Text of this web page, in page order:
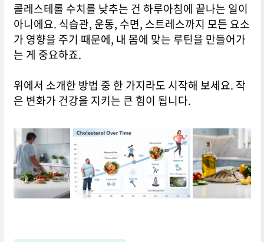
콜레스테롤 수치를 낮추는 건 하루아침에 끝나는 일이
아니에요. 식습관, 운동, 수면, 스트레스까지 모든 요소
가 영향을 주기 때문에, 내 몸에 맞는 루틴을 만들어가
는 게 중요하죠.
위에서 소개한 방법 중 한 가지라도 시작해 보세요. 작
은 변화가 건강을 지키는 큰 힘이 됩니다.